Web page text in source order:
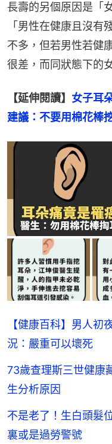
長壽的另個原因是「
「男性在健康且沒有
不多，但若男性若健
很差，而同狀態下的
【延伸閱讀】 女子耳
建議：不要用棉花棒
【健康百科】男人初
況：嚴重可以壞死
73歲查理斯三世健
生分析原因
不是老了！生白頭髮
裏或是過勞警號